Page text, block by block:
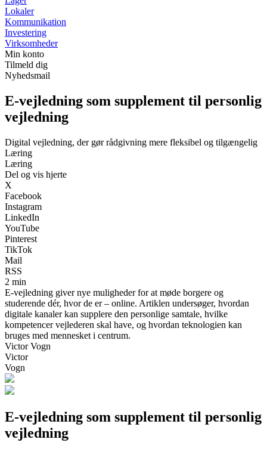
Lokaler
Kommunikation
Investering
Virksomheder
Min konto
Tilmeld dig
Nyhedsmail
E-vejledning som supplement til personlig
vejledning
Digital vejledning, der gør rådgivning mere fleksibel og tilgængelig
Læring
Læring
Del og vis hjerte
X
Facebook
Instagram
LinkedIn
YouTube
Pinterest
TikTok
Mail
RSS
2 min
E-vejledning giver nye muligheder for at møde borgere og
studerende dér, hvor de er – online. Artiklen undersøger, hvordan
digitale kanaler kan supplere den personlige samtale, hvilke
kompetencer vejlederen skal have, og hvordan teknologien kan
bruges med mennesket i centrum.
Victor Vogn
Victor
Vogn
E-vejledning som supplement til personlig
vejledning